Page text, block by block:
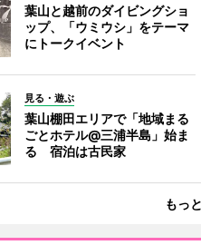
葉山と越前のダイビングショ
ップ、「ウミウシ」をテーマ
にトークイベント
見る・遊ぶ
葉山棚田エリアで「地域まる
ごとホテル@三浦半島」始ま
る 宿泊は古民家
もっ